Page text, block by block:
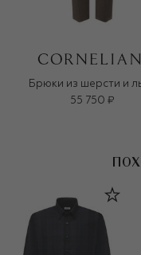
Брюки из шерсти и
55 750 ₽